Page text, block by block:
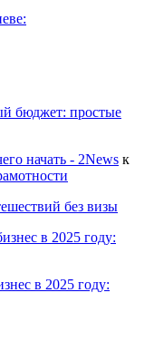
бюджет: простые
начать - 2News к
без визы
в 2025 году:
в 2025 году: